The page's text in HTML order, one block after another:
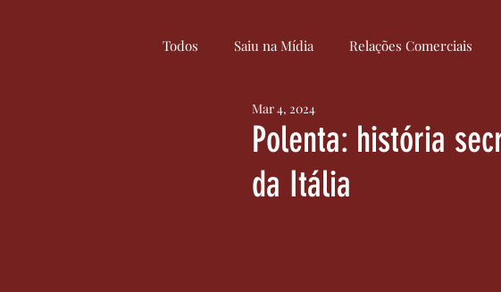
Todos Saiu na Mídia Relações Comerciais
Curiosidades Cultura
Inovação
Polenta: história
da Itália
Mar 4, 2024